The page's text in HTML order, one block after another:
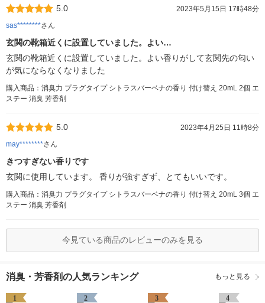
5.0
2023年5月15日 17時48分
sas********さん
玄関の靴箱近くに設置していました。よい…
玄関の靴箱近くに設置していました。よい香りがして玄関先の匂い
が気にならなくなりました
購入商品：消臭力 プラグタイプ シトラスバーベナの香り 付け替え 20mL 2個 エ
ステー 消臭 芳香剤
5.0
2023年4月25日 11時8分
may********さん
きつすぎない香りです
玄関に使用しています。 香りが強すぎず、とてもいいです。
購入商品：消臭力 プラグタイプ シトラスバーベナの香り 付け替え 20mL 3個 エ
ステー 消臭 芳香剤
今見ている商品のレビューのみを見る
消臭・芳香剤の人気ランキング もっと見る
1 2 3 4